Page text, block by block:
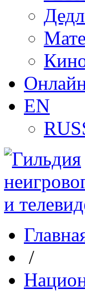
EN
/